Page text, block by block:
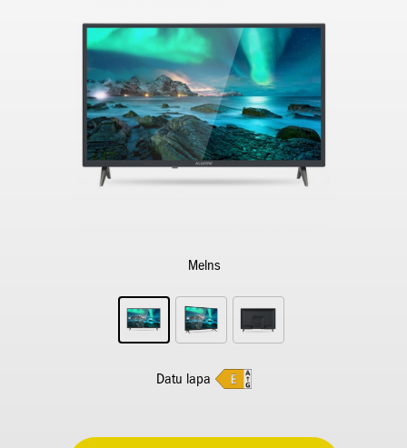
Melns
Datu lapa